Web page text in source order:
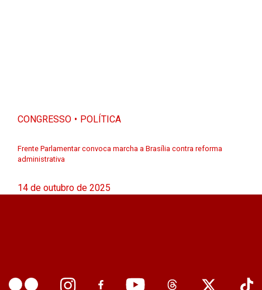
CONGRESSO POLÍTICA
Frente Parlamentar convoca marcha a Brasília contra reforma
administrativa
14 de outubro de 2025